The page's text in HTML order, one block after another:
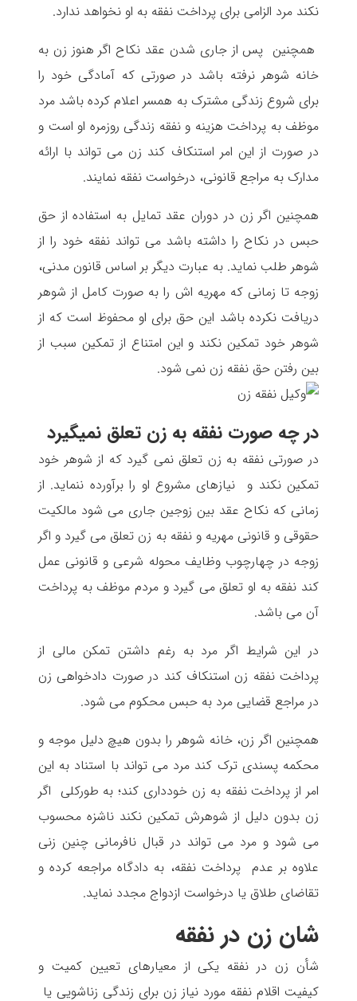
نکند مرد الزامی برای پرداخت نفقه به او نخواهد ندارد.
همچنین پس از جاری شدن عقد نکاح اگر هنوز زن به
خانه شوهر نرفته باشد در صورتی که آمادگی خود را
برای شروع زندگی مشترک به همسر اعلام کرده باشد مرد
موظف به پرداخت هزینه و نفقه زندگی روزمره او است و
در صورت از این امر استنکاف کند زن می تواند با ارائه
مدارک به مراجع قانونی، درخواست نفقه نمایند.
همچنین اگر زن در دوران عقد تمایل به استفاده از حق
حبس در نکاح را داشته باشد می تواند نفقه خود را از
شوهر طلب نماید. به عبارت دیگر بر اساس قانون مدنی،
زوجه تا زمانی که مهریه اش را به صورت کامل از شوهر
دریافت نکرده باشد این حق برای او محفوظ است که از
شوهر خود تمکین نکند و این امتناع از تمکین سبب از
بین رفتن حق نفقه زن نمی شود.
در چه صورت نفقه به زن تعلق نمیگیرد
در صورتی نفقه به زن تعلق نمی گیرد که از شوهر خود
تمکین نکند و نیازهای مشروع او را برآورده ننماید. از
زمانی که نکاح عقد بین زوجین جاری می شود مالکیت
حقوقی و قانونی مهریه و نفقه به زن تعلق می گیرد و اگر
زوجه در چهارچوب وظایف محوله شرعی و قانونی عمل
کند نفقه به او تعلق می گیرد و مردم موظف به پرداخت
آن می باشد.
در این شرایط اگر مرد به رغم داشتن تمکن مالی از
پرداخت نفقه زن استنکاف کند در صورت دادخواهی زن
در مراجع قضایی مرد به حبس محکوم می شود.
همچنین اگر زن، خانه شوهر را بدون هیچ دلیل موجه و
محکمه پسندی ترک کند مرد می تواند با استناد به این
امر از پرداخت نفقه به زن خودداری کند؛ به طورکلی اگر
زن بدون دلیل از شوهرش تمکین نکند ناشزه محسوب
می شود و مرد می تواند در قبال نافرمانی چنین زنی
علاوه بر عدم پرداخت نفقه، به دادگاه مراجعه کرده و
تقاضای طلاق یا درخواست ازدواج مجدد نماید.
شان زن در نفقه
شأن زن در نفقه یکی از معیارهای تعیین کمیت و
کیفیت اقلام نفقه مورد نیاز زن برای زندگی زناشویی یا